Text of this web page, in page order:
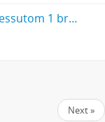
Runstafwens beskrifning. Innhåller dessutom 1 brev (1968) till Olof von Feilitzen.
Next »